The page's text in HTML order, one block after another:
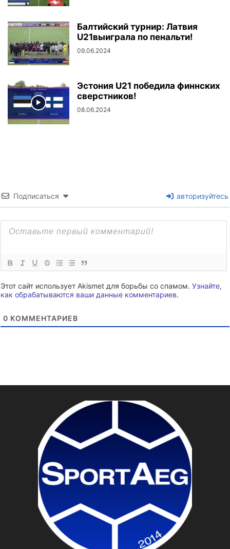
Балтийский турнир: Латвия
U21выиграла по пенальти!
09.06.2024
Эстония U21 победила финнских
сверстников!
08.06.2024
Подписаться авторизуйтесь
Этот сайт использует Akismet для борьбы со спамом. Узнайте,
как обрабатываются ваши данные комментариев.
0 КОММЕНТАРИЕВ